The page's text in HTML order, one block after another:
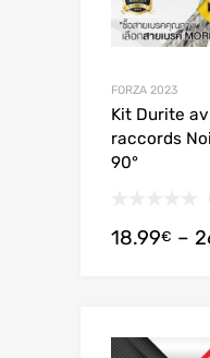
FORZA 2023
Kit Durite
raccords
90°
18.99€ –